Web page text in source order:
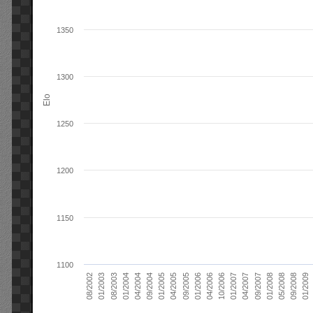
Elo
08/2002 01/2003 08/2003 01/2004 04/2004 09/2004 01/2005 04/2005 09/2005 01/2006 04/2006 10/2006 01/2007 04/2007 09/2007 01/2008 05/2008 09/2008 01/2009
1100
1150
1200
1250
1300
1350